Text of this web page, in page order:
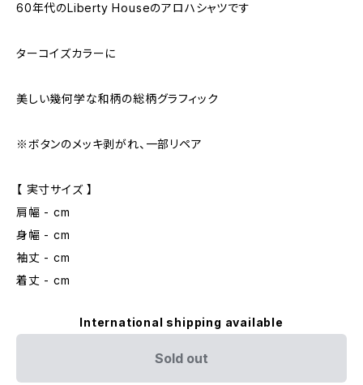
60年代のLiberty Houseのアロハシャツです
ターコイズカラーに
美しい幾何学な和柄の総柄グラフィック
※ボタンのメッキ剥がれ、一部リペア
【 実寸サイズ 】
肩幅 - cm
身幅 - cm
袖丈 - cm
着丈 - cm
International shipping available
Sold out